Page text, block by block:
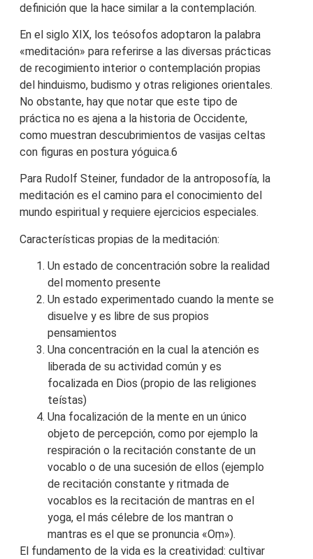
definición que la hace similar a la contemplación.
En el siglo XIX, los teósofos adoptaron la palabra
«meditación» para referirse a las diversas prácticas
de recogimiento interior o contemplación propias
del hinduismo, budismo y otras religiones orientales.
No obstante, hay que notar que este tipo de
práctica no es ajena a la historia de Occidente,
como muestran descubrimientos de vasijas celtas
con figuras en postura yóguica.6​
Para Rudolf Steiner, fundador de la antroposofía, la
meditación es el camino para el conocimiento del
mundo espiritual y requiere ejercicios especiales.
Características propias de la meditación:
Un estado de concentración sobre la realidad
del momento presente
Un estado experimentado cuando la mente se
disuelve y es libre de sus propios
pensamientos
Una concentración en la cual la atención es
liberada de su actividad común y es
focalizada en Dios (propio de las religiones
teístas)
Una focalización de la mente en un único
objeto de percepción, como por ejemplo la
respiración o la recitación constante de un
vocablo o de una sucesión de ellos (ejemplo
de recitación constante y ritmada de
vocablos es la recitación de mantras en el
yoga, el más célebre de los mantran o
mantras es el que se pronuncia «Oṃ»).
El fundamento de la vida es la creatividad: cultivar